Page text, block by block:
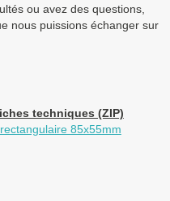
ou avez des questions,
nous puissions échanger sur
techniques (ZIP)
85x55mm